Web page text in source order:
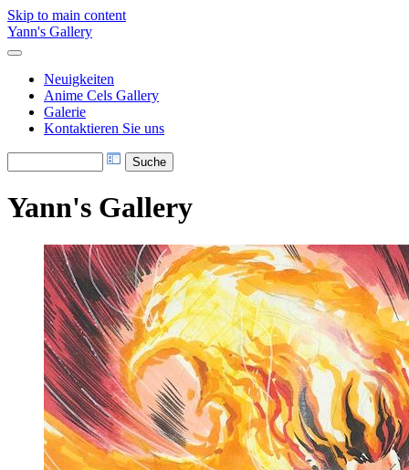
Skip to main content
Yann's Gallery
Neuigkeiten
Anime Cels Gallery
Galerie
Kontaktieren Sie uns
Yann's Gallery